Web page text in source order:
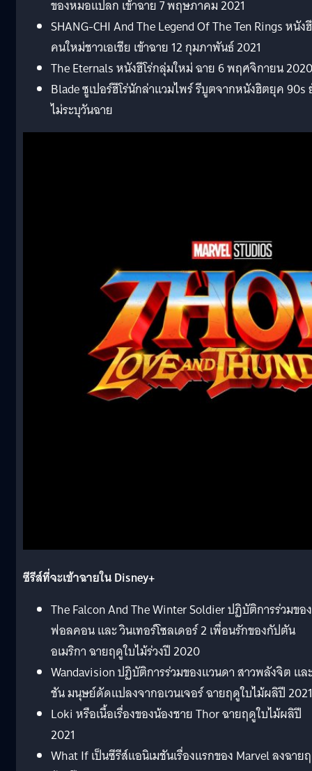
ของหมอแปลก เข้าฉาย 7 พฤษภาคม 2021
SHANG-CHI And The Legend Of The Ten Rings หนัง
คนใหม่ชาวเอเชีย เข้าฉาย 12 กุมภาพันธ์ 2021
The Eternals หนังฮีโร่กลุ่มใหม่ ฉาย 6 พฤศจิกายน 2020
Blade ซูเปอร์ฮีโร่นักล่าแวมไพร์ รีบูตจากหนังฮิตยุค 90s
ไม่ระบุวันฉาย
ซีรีส์ที่จะเข้าฉายใน Disney+
The Falcon And The Winter Soldier ปฏิบัติการร่วมของ
ฟอลคอน และ วินเทอร์โซลเดอร์ 2 เพื่อนรักของกัปตัน
อเมริกา ฉายฤดูใบไม้ร่วงปี 2020
Wandavision ปฏิบัติการร่วมของแวนดา สาวพลังจิต แล
ชัน มนุษย์ดัดแปลงจากอเวนเจอร์ ฉายฤดูใบไม้ผลิปี 2021
Loki หรือเนื้อเรื่องของน้องชาย Thor ฉายฤดูใบไม้ผลิปี
2021
What If เป็นซีรีส์แอนิเมชันเรื่องแรกของ Marvel ลงฉาย